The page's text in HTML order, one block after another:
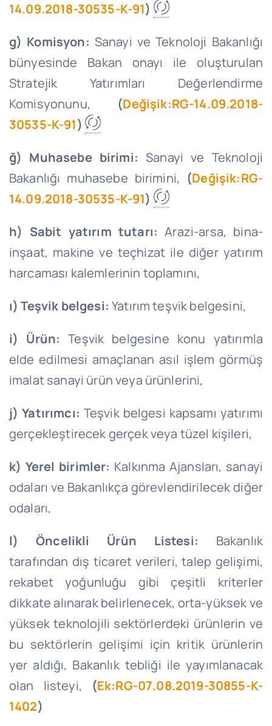
14.09.2018-30535-K-91)
g) Komisyon: Sanayi ve Teknoloji Bakanlığı
bünyesinde Bakan onayı ile oluşturulan
Stratejik Yatırımları Değerlendirme
Komisyonunu, (Değişik:RG-14.09.2018-
30535-K-91)
ğ) Muhasebe birimi: Sanayi ve Teknoloji
Bakanlığı muhasebe birimini, (Değişik:RG-
14.09.2018-30535-K-91)
h) Sabit yatırım tutarı: Arazi-arsa, bina-
inşaat, makine ve teçhizat ile diğer yatırım
harcaması kalemlerinin toplamını,
ı) Teşvik belgesi: Yatırım teşvik belgesini,
i) Ürün: Teşvik belgesine konu yatırımla
elde edilmesi amaçlanan asıl işlem görmüş
imalat sanayi ürün veya ürünlerini,
j) Yatırımcı: Teşvik belgesi kapsamı yatırımı
gerçekleştirecek gerçek veya tüzel kişileri,
k) Yerel birimler: Kalkınma Ajansları, sanayi
odaları ve Bakanlıkça görevlendirilecek diğer
odaları,
l) Öncelikli Ürün Listesi: Bakanlık
tarafından dış ticaret verileri, talep gelişimi,
rekabet yoğunluğu gibi çeşitli kriterler
dikkate alınarak belirlenecek, orta-yüksek ve
yüksek teknolojili sektörlerdeki ürünlerin ve
bu sektörlerin gelişimi için kritik ürünlerin
yer aldığı, Bakanlık tebliği ile yayımlanacak
olan listeyi, (Ek:RG-07.08.2019-30855-K-
1402)